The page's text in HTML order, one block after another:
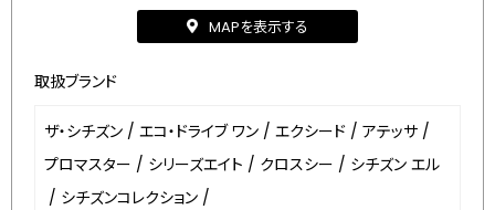
MAPを表示する
取扱ブランド
ザ・シチズン / エコ・ドライブ ワン / エクシード / アテッサ /
プロマスター / シリーズエイト / クロスシー / シチズン エル
/ シチズンコレクション /